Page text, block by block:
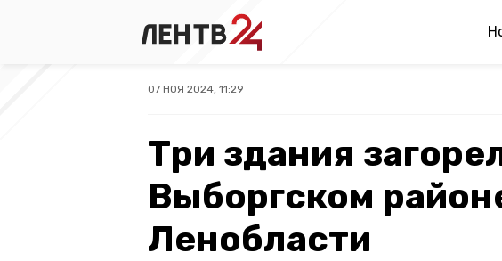
07 НОЯ 2024, 11:29
Три здания
Выборгском
Ленобласти